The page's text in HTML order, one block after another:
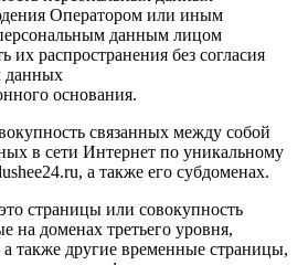
Оператором или иным
данным лицом
их распространения без согласия
данных
основания.
связанных между собой
в сети Интернет по уникальному
а также его субдоменах.
страницы или совокупность
на доменах третьего уровня,
также другие временные страницы,